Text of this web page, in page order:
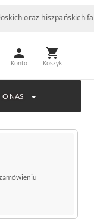
hiszpańskich fabrykach,
Konto Koszyk
O NAS